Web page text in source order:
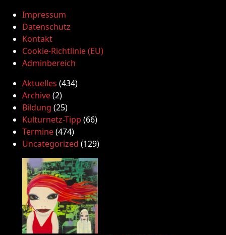
Impressum
Datenschutz
Kontakt
Cookie-Richtlinie (EU)
Adminbereich
Aktuelles (434)
Archive(2)
Bildung (25)
Kulturnetz-Tipp (66)
Termine(474)
Uncategorized (129)